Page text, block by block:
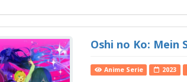
Oshi no Ko: Mein
Anime Serie 2023